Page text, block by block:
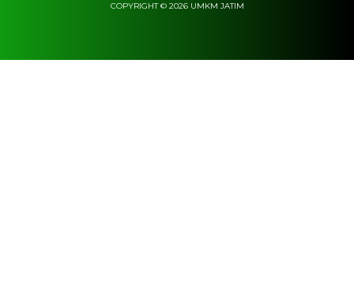
COPYRIGHT © 2026 UMKM JATIM